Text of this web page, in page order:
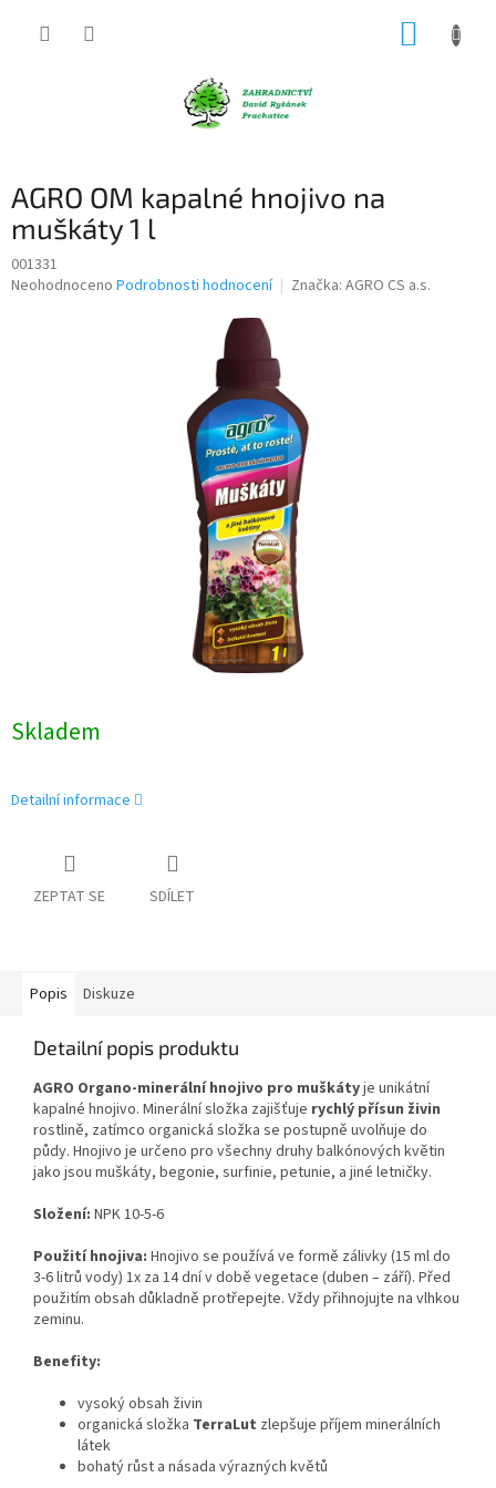
AGRO OM kapalné hnojivo na
muškáty 1 l
001331
Průměrné
Neohodnoceno Podrobnosti hodnocení Značka: AGRO CS a.s.
Skladem
Detailní informace
ZEPTAT SE SDÍLET
Popis Diskuze
Detailní popis produktu
AGRO Organo-minerální hnojivo pro muškátyje unikátní
kapalné hnojivo. Minerální složka zajišťuje rychlý přísun živin
rostlině, zatímco organická složka se postupně uvolňuje do
půdy. Hnojivo je určeno pro všechny druhy balkónových květin
jako jsou muškáty, begonie, surfinie, petunie, a jiné letničky.
Složení: NPK 10-5-6
Použití hnojiva: Hnojivo se používá ve formě zálivky (15 ml do
3-6 litrů vody) 1x za 14 dní v době vegetace (duben – září). Před
použitím obsah důkladně protřepejte. Vždy přihnojujte na vlhkou
zeminu.
Benefity:
vysoký obsah živin
organická složka TerraLut zlepšuje příjem minerálních
látek
bohatý růst a násada výrazných květů